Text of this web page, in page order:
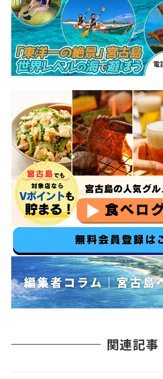
関連記事